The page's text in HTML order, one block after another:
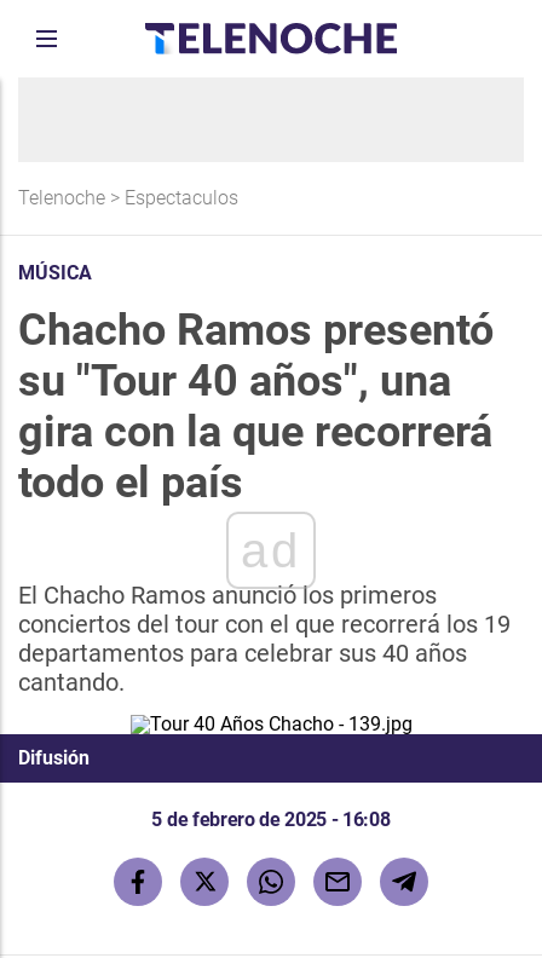
Telenoche > Espectaculos
MÚSICA
Chacho Ramos presentó
su "Tour 40 años", una
gira con la que recorrerá
todo el país
ad
El Chacho Ramos anunció los primeros
conciertos del tour con el que recorrerá los 19
departamentos para celebrar sus 40 años
cantando.
Difusión
5 de febrero de 2025 - 16:08